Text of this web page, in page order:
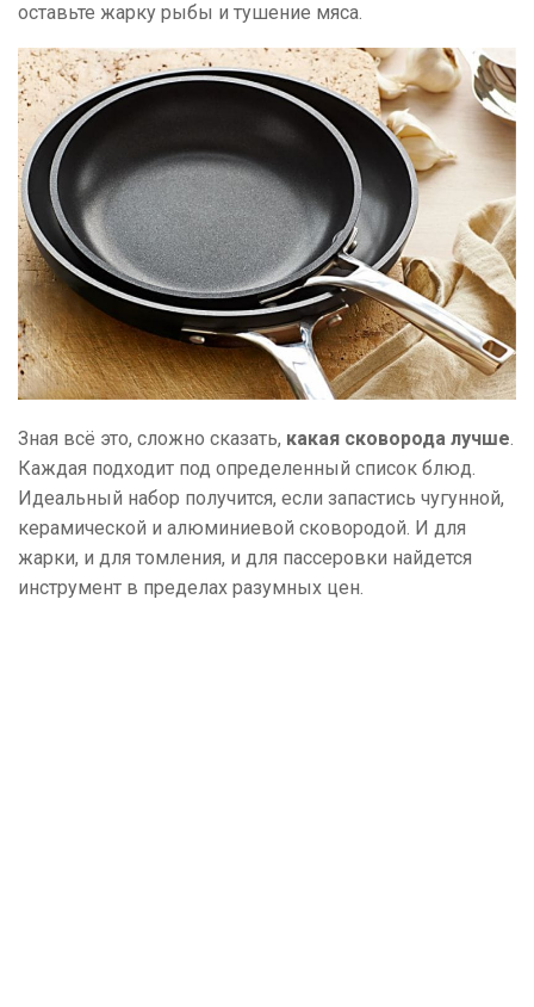
оставьте жарку рыбы и тушение мяса.
Зная всё это, сложно сказать, какая сковорода лучше.
Каждая подходит под определенный список блюд.
Идеальный набор получится, если запастись чугунной,
керамической и алюминиевой сковородой. И для
жарки, и для томления, и для пассеровки найдется
инструмент в пределах разумных цен.